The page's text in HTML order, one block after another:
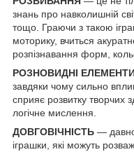
знань про навколишній
тощо. Граючи з такою
моторику, вчиться
розпізнавання форм,
РОЗНОВИДНІ
завдяки чому сильно
сприяє розвитку творчих
логічне мислення.
ДОВГОВІЧНІСТЬ —
іграшки, які можуть